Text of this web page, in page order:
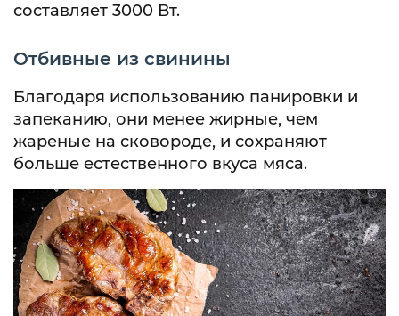
составляет 3000 Вт.
Отбивные из свинины
Благодаря использованию панировки и
запеканию, они менее жирные, чем
жареные на сковороде, и сохраняют
больше естественного вкуса мяса.